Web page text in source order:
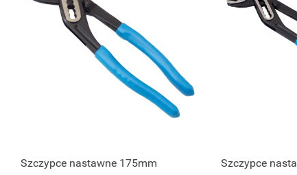
Szczypce nastawne 175mm Szczypce